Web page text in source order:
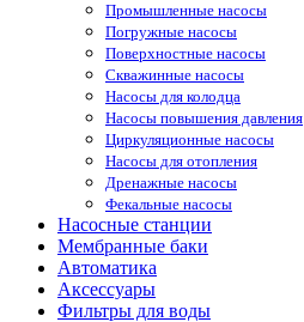
Промышленные насосы
Погружные насосы
Поверхностные насосы
Скважинные насосы
Насосы для колодца
Насосы повышения давления
Циркуляционные насосы
Насосы для отопления
Дренажные насосы
Фекальные насосы
Насосные станции
Мембранные баки
Автоматика
Аксессуары
Фильтры для воды